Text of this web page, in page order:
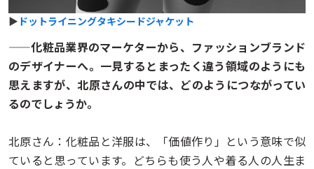
▶ ドットライニングタキシードジャケット
——化粧品業界のマーケターから、ファッションブランド
のデザイナーへ。一見するとまったく違う領域のようにも
思えますが、北原さんの中では、どのようにつながってい
るのでしょうか。
北原さん：化粧品と洋服は、「価値作り」という意味で似
ていると思っています。どちらも使う人や着る人の人生ま